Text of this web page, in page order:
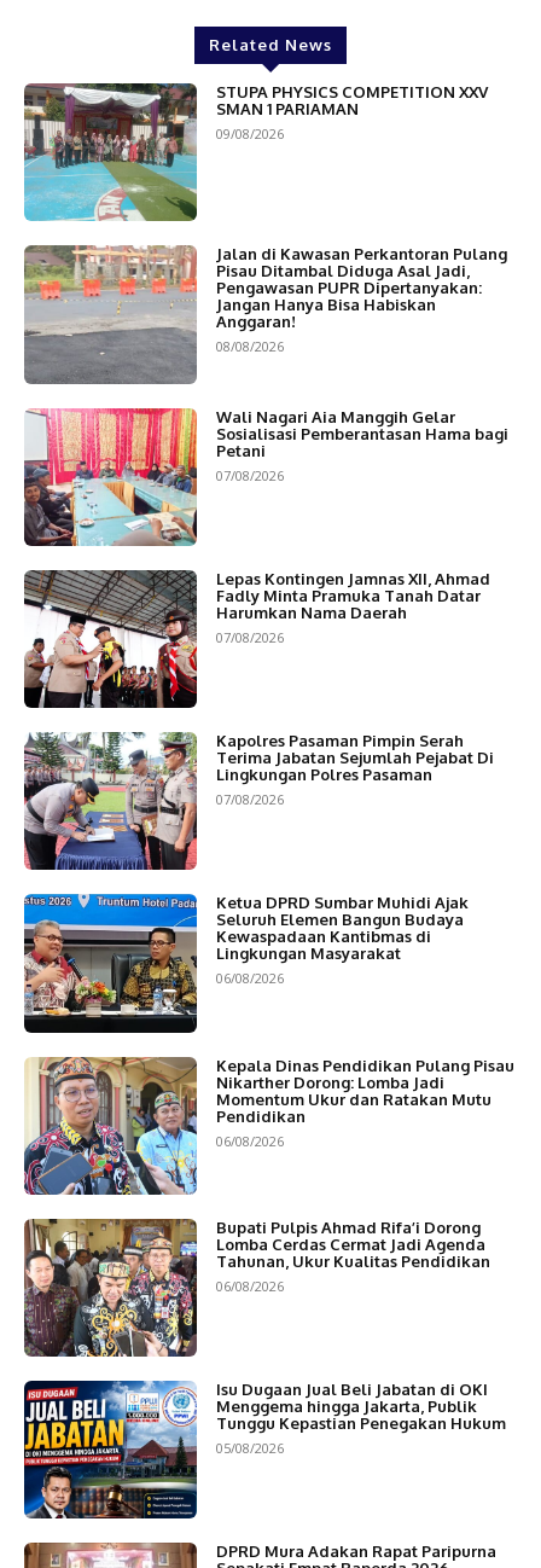
Related News
STUPA PHYSICS COMPETITION XXV
SMAN 1 PARIAMAN
09/08/2026
Jalan di Kawasan Perkantoran Pulang
Pisau Ditambal Diduga Asal Jadi,
Pengawasan PUPR Dipertanyakan:
Jangan Hanya Bisa Habiskan
Anggaran!
08/08/2026
Wali Nagari Aia Manggih Gelar
Sosialisasi Pemberantasan Hama bagi
Petani
07/08/2026
Lepas Kontingen Jamnas XII, Ahmad
Fadly Minta Pramuka Tanah Datar
Harumkan Nama Daerah
07/08/2026
Kapolres Pasaman Pimpin Serah
Terima Jabatan Sejumlah Pejabat Di
Lingkungan Polres Pasaman
07/08/2026
Ketua DPRD Sumbar Muhidi Ajak
Seluruh Elemen Bangun Budaya
Kewaspadaan Kantibmas di
Lingkungan Masyarakat
06/08/2026
Kepala Dinas Pendidikan Pulang Pisau
Nikarther Dorong: Lomba Jadi
Momentum Ukur dan Ratakan Mutu
Pendidikan
06/08/2026
Bupati Pulpis Ahmad Rifa’i Dorong
Lomba Cerdas Cermat Jadi Agenda
Tahunan, Ukur Kualitas Pendidikan
06/08/2026
Isu Dugaan Jual Beli Jabatan di OKI
Menggema hingga Jakarta, Publik
Tunggu Kepastian Penegakan Hukum
05/08/2026
DPRD Mura Adakan Rapat Paripurna